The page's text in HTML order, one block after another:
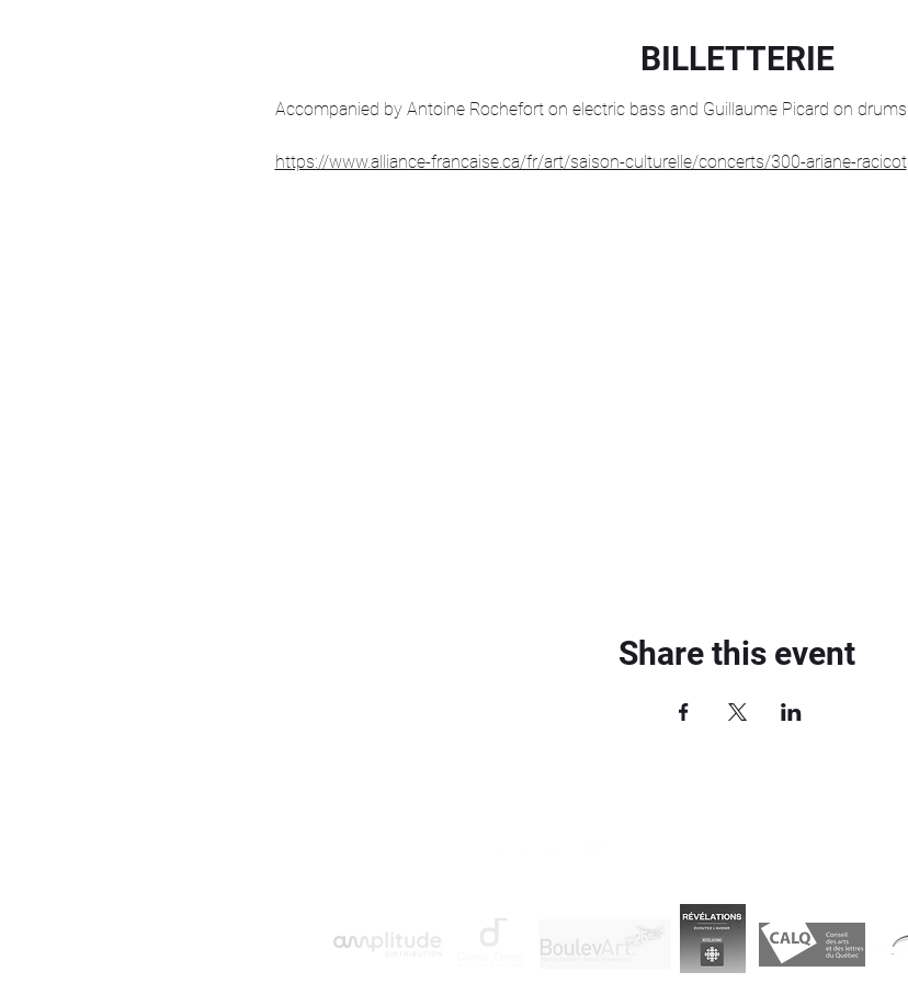
BILLETTERIE
Accompanied by Antoine Rochefort on electric bass and Guillaume Picard on drums
https://www.alliance-francaise.ca/fr/art/saison-culturelle/concerts/300-ariane-racicot
Share this event